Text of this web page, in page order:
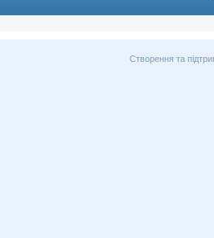
Створення та